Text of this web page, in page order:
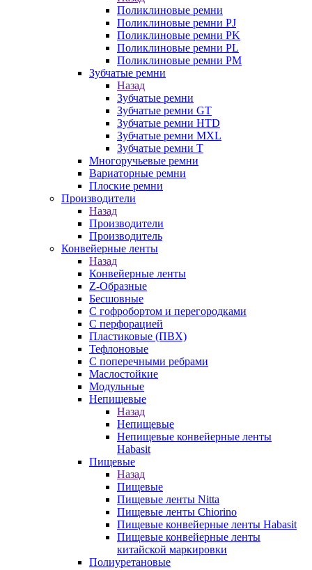
Поликлиновые ремни
Поликлиновые ремни PJ
Поликлиновые ремни PK
Поликлиновые ремни PL
Поликлиновые ремни PM
Зубчатые ремни
Назад
Зубчатые ремни
Зубчатые ремни GT
Зубчатые ремни HTD
Зубчатые ремни MXL
Зубчатые ремни Т
Многоручьевые ремни
Вариаторные ремни
Плоские ремни
Производители
Назад
Производители
Производитель
Конвейерные ленты
Назад
Конвейерные ленты
Z-Образные
Бесшовные
С гофробортом и перегородками
С перфорацией
Пластиковые (ПВХ)
Тефлоновые
С поперечными ребрами
Маслостойкие
Модульные
Непищевые
Назад
Непищевые
Непищевые конвейерные ленты
Habasit
Пищевые
Назад
Пищевые
Пищевые ленты Nitta
Пищевые ленты Chiorino
Пищевые конвейерные ленты Habasit
Пищевые конвейерные ленты
китайской маркировки
Полиуретановые